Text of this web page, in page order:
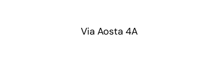
Via Aosta 4A